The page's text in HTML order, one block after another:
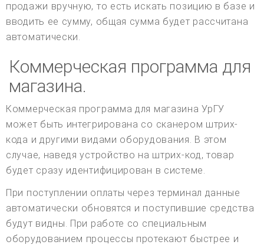
продажи вручную, то есть искать позицию в базе и
вводить ее сумму, общая сумма будет рассчитана
автоматически.
Коммерческая программа для
магазина.
Коммерческая программа для магазина УрГУ
может быть интегрирована со сканером штрих-
кода и другими видами оборудования. В этом
случае, наведя устройство на штрих-код, товар
будет сразу идентифицирован в системе.
При поступлении оплаты через терминал данные
автоматически обновятся и поступившие средства
будут видны. При работе со специальным
оборудованием процессы протекают быстрее и